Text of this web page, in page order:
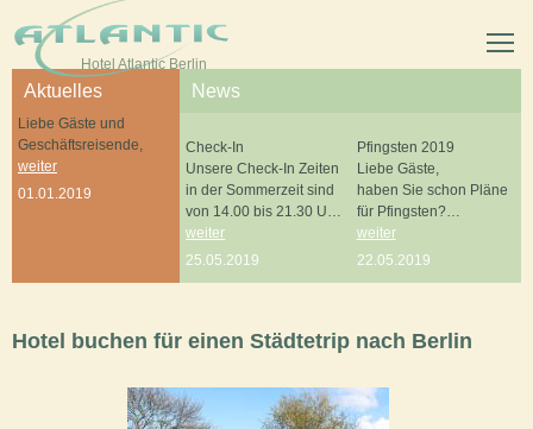
Skip to main content
Hotel Atlantic Berlin
Hotel buchen für einen Städtetrip nach Berlin
Aktuelles
Liebe Gäste und
Geschäftsreisende,
weiter
01.01.2019
News
Check-In
Unsere Check-In Zeiten
in der Sommerzeit sind
von 14.00 bis 21.30 Uhr.
Der Check-Out ist bis
11.30 Uhr am
weiter
25.05.2019
Pfingsten 2019
Liebe Gäste,
haben Sie schon Pläne
für Pfingsten?
Wenn nicht, dann
empfehlen wir Ihnen
weiter
22.05.2019